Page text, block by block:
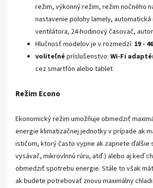
režim, výkonný režim, režim nočného
nastavenie polohy lamely, automatická
ventilátora, 24-hodinový časovač,
Hlučnosť modelov je v rozmedzí: 19 -
voliteľné príslušenstvo: Wi-Fi
cez smartfón alebo tablet
Režim Econo
Ekonomický režim umožňuje obmedziť
energie klimatizačnej jednotky v prípade ak
ističom, ktorý často vypne ak zapnete ďalšie
vysávač, mikrovlnnú rúru, atď.) alebo aj keď
obmedziť spotrebu energie. Stále to však
ak budete potrebovať znovu maximálny